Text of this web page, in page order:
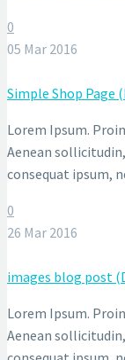
0
05 Mar 2016
Simple Shop Page
Lorem Ipsum.
Aenean
consequat ipsum,
0
26 Mar 2016
images blog post
Lorem Ipsum.
Aenean